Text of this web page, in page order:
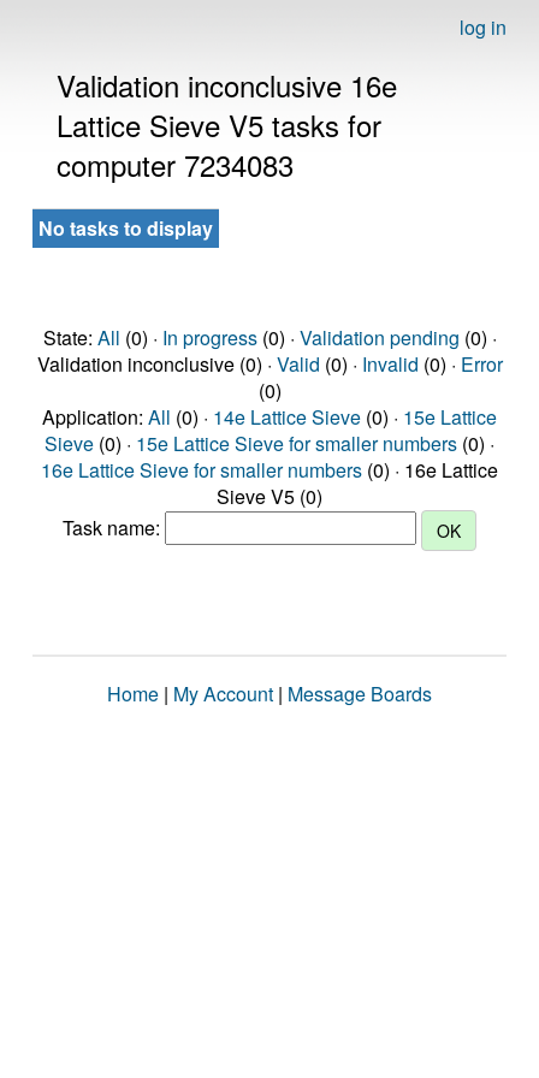
log in
Validation inconclusive 16e
Lattice Sieve V5 tasks for
computer 7234083
No tasks to display
State: All (0) · In progress(0) · Validation pending (0) ·
Validation inconclusive (0) · Valid (0) · Invalid (0) · Error
(0)
Application: All (0) · 14e Lattice Sieve (0) · 15e Lattice
Sieve (0) · 15e Lattice Sieve for smaller numbers (0) ·
16e Lattice Sieve for smaller numbers (0) · 16e Lattice
Sieve V5 (0)
Task name:
Home | My Account | Message Boards